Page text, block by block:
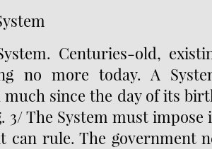
Centuries-old,
no more today. A
much since the day of its
3/ The System must
can rule. The government